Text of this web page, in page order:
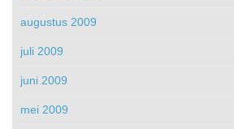
augustus 2009
juli 2009
juni 2009
mei 2009